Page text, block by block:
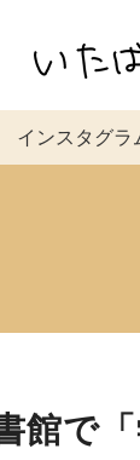
インスタグラ
館で